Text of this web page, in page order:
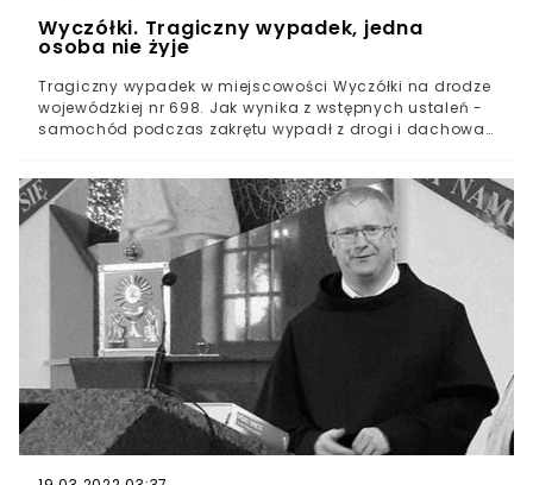
Wyczółki. Tragiczny wypadek, jedna
osoba nie żyje
Tragiczny wypadek w miejscowości Wyczółki na drodze
wojewódzkiej nr 698. Jak wynika z wstępnych ustaleń -
samochód podczas zakrętu wypadł z drogi i dachował.
szpitala.Samochodem podróżowały dwie osoby.
Kobieta, pasażer zginęła na miejscu. - Kierowca, 27-
letni mężczyzna został przewieziony do szpitala -
poinformowała w rozmowie z Tygodnikiem Siedleckim
oficer prasowy Komendy Miejskiej Policji w Siedlcach,
nadkom. Agnieszka Świerczewska.- Ze wstępnych
ustaleń wynika, że samochód na łuku jezdni wyrzuciło z
drogi. Osoba nim podróżująca, prawdopodobnie
wypadła z pojazdu podczas dachowania. Została
znaleziona w odległości około 40 metrów od auta. Nie
żyła - dodał w rozmowie z siedleckim portalem, oficer
prasowy Komendy Miejskiej Państwowej Straży Pożarnej
w Siedlcach, mł. bryg. Paweł Kulicki.Do zdarzenia